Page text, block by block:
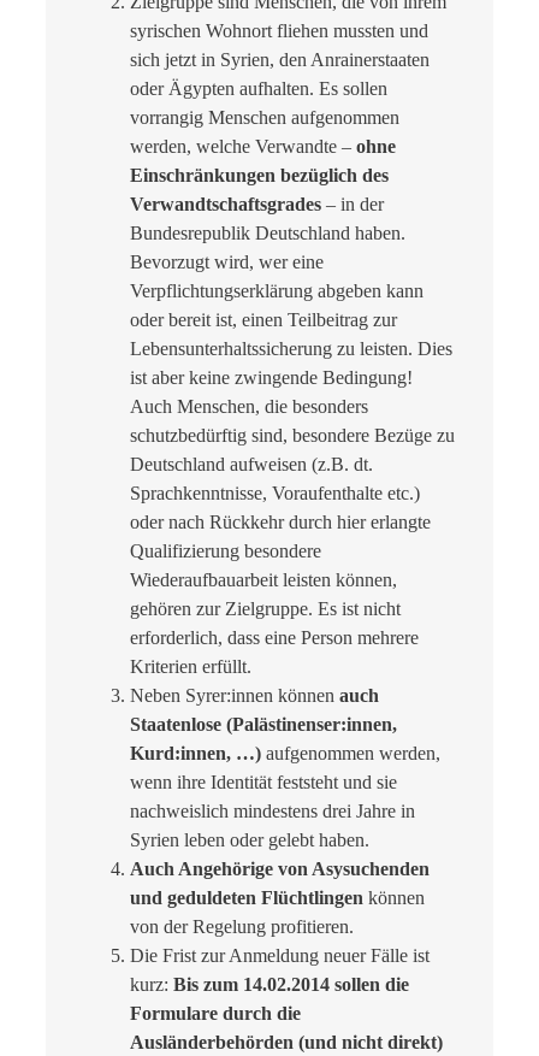
syrischen Wohnort fliehen mussten und
sich jetzt in Syrien, den Anrainerstaaten
oder Ägypten aufhalten. Es sollen
vorrangig Menschen aufgenommen
werden, welche Verwandte – ohne
Einschränkungen bezüglich des
Verwandtschaftsgrades – in der
Bundesrepublik Deutschland haben.
Bevorzugt wird, wer eine
Verpflichtungserklärung abgeben kann
oder bereit ist, einen Teilbeitrag zur
Lebensunterhaltssicherung zu leisten. Dies
ist aber keine zwingende Bedingung!
Auch Menschen, die besonders
schutzbedürftig sind, besondere Bezüge zu
Deutschland aufweisen (z.B. dt.
Sprachkenntnisse, Voraufenthalte etc.)
oder nach Rückkehr durch hier erlangte
Qualifizierung besondere
Wiederaufbauarbeit leisten können,
gehören zur Zielgruppe. Es ist nicht
erforderlich, dass eine Person mehrere
Kriterien erfüllt.
Neben Syrer:innen können auch
Staatenlose (Palästinenser:innen,
Kurd:innen, …) aufgenommen werden,
wenn ihre Identität feststeht und sie
nachweislich mindestens drei Jahre in
Syrien leben oder gelebt haben.
Auch Angehörige von Asysuchenden
und geduldeten Flüchtlingen können
von der Regelung profitieren.
Die Frist zur Anmeldung neuer Fälle ist
kurz: Bis zum 14.02.2014 sollen die
Formulare durch die
Ausländerbehörden (und nicht direkt)